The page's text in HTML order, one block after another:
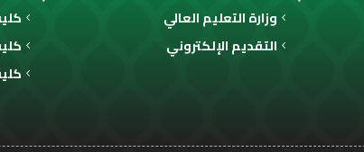
وزارة التعليم العالي
التقديم الإلكتروني